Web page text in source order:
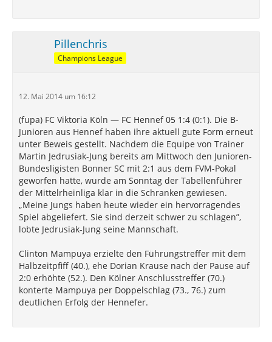
Pillenchris
Champions League
12. Mai 2014 um 16:12
(fupa) FC Viktoria Köln — FC Hennef 05 1:4 (0:1). Die B-
Junioren aus Hennef haben ihre aktuell gute Form erneut
unter Beweis gestellt. Nachdem die Equipe von Trainer
Martin Jedrusiak-Jung bereits am Mittwoch den Junioren-
Bundesligisten Bonner SC mit 2:1 aus dem FVM-Pokal
geworfen hatte, wurde am Sonntag der Tabellenführer
der Mittelrheinliga klar in die Schranken gewiesen.
„Meine Jungs haben heute wieder ein hervorragendes
Spiel abgeliefert. Sie sind derzeit schwer zu schlagen”,
lobte Jedrusiak-Jung seine Mannschaft.
Clinton Mampuya erzielte den Führungstreffer mit dem
Halbzeitpfiff (40.), ehe Dorian Krause nach der Pause auf
2:0 erhöhte (52.). Den Kölner Anschlusstreffer (70.)
konterte Mampuya per Doppelschlag (73., 76.) zum
deutlichen Erfolg der Hennefer.